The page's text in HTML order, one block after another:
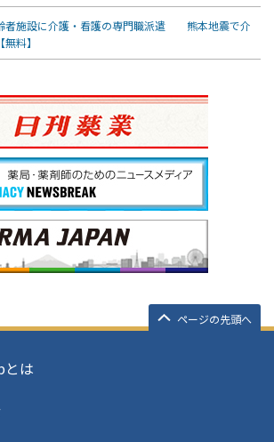
者施設に介護・看護の専門職派遣 熊本地震で介
料】
ページの先頭へ
とは